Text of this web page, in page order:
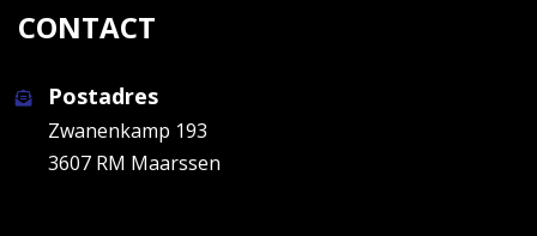
CONTACT
Postadres
Zwanenkamp 193
3607 RM Maarssen